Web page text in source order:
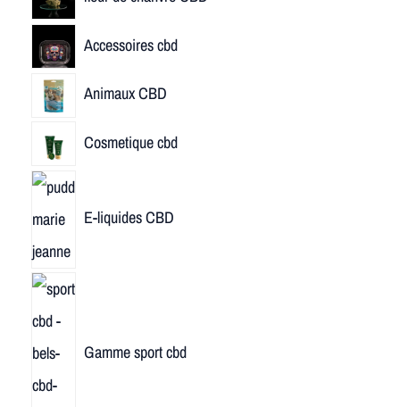
Accessoires cbd
Animaux CBD
Cosmetique cbd
E-liquides CBD
Gamme sport cbd